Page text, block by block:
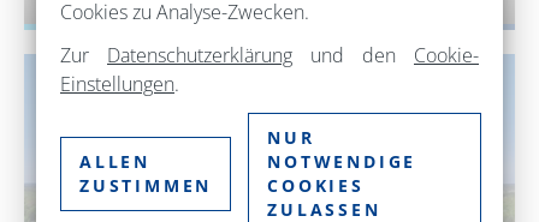
Cookies zu Analyse-Zwecken.
Zur Datenschutzerklärung und den Cookie-
Einstellungen.
ALLEN
ZUSTIMMEN
NUR
NOTWENDIGE
COOKIES
ZULASSEN